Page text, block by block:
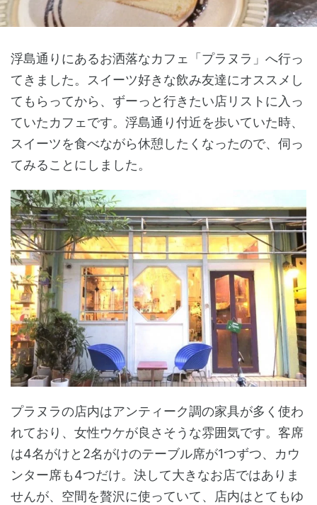
浮島通りにあるお洒落なカフェ「プラヌラ」へ行っ
てきました。スイーツ好きな飲み友達にオススメし
てもらってから、ずーっと行きたい店リストに入っ
ていたカフェです。浮島通り付近を歩いていた時、
スイーツを食べながら休憩したくなったので、伺っ
てみることにしました。
プラヌラの店内はアンティーク調の家具が多く使わ
れており、女性ウケが良さそうな雰囲気です。客席
は4名がけと2名がけのテーブル席が1つずつ、カウ
ンター席も4つだけ。決して大きなお店ではありま
せんが、空間を贅沢に使っていて、店内はとてもゆ